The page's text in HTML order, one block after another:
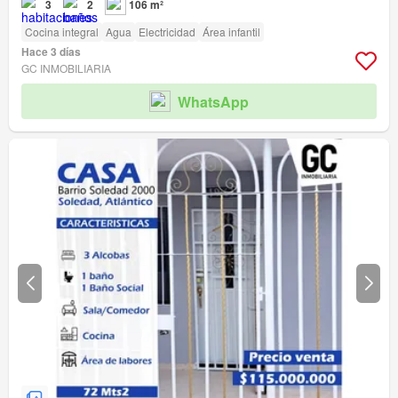
3 2 106 m²
Cocina integral Agua Electricidad Área infantil
Hace 3 días
GC INMOBILIARIA
WhatsApp